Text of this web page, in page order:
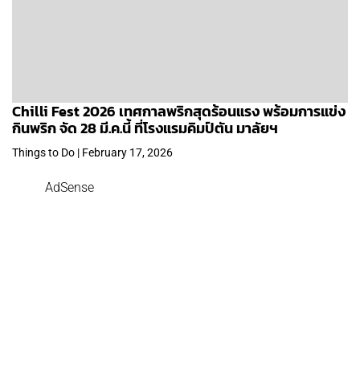
Chilli Fest 2026 เทศกาลพริกสุดร้อนแรง พร้อมการแข่ง
กินพริก จัด 28 มี.ค.นี้ ที่โรงแรมคิมป์ตัน มาลัยฯ
Things to Do | February 17, 2026
AdSense